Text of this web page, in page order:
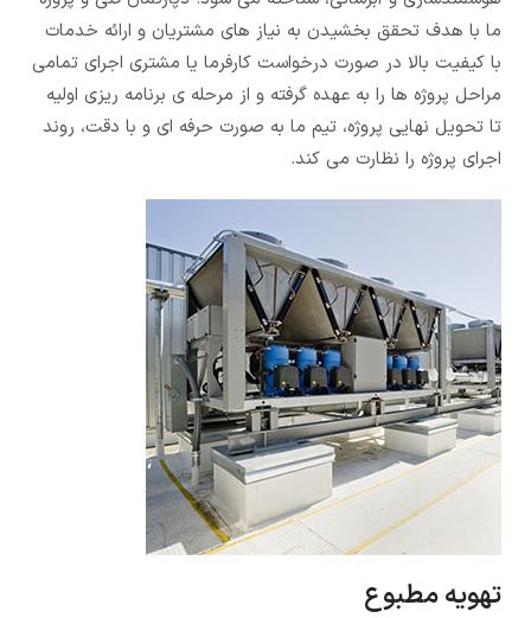
ما با هدف تحقق بخشیدن به نیاز های مشتریان و ارائه خدمات
با کیفیت بالا در صورت درخواست کارفرما یا مشتری اجرای تمامی
مراحل پروژه ها را به عهده گرفته و از مرحله ی برنامه ریزی اولیه
تا تحویل نهایی پروژه، تیم ما به صورت حرفه ای و با دقت، روند
اجرای پروژه را نظارت می کند.
تهویه مطبوع